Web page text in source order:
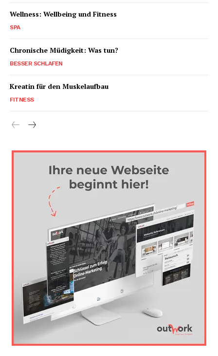
Wellness: Wellbeing und Fitness
SPA
Chronische Müdigkeit: Was tun?
BESSER SCHLAFEN
Kreatin für den Muskelaufbau
FITNESS